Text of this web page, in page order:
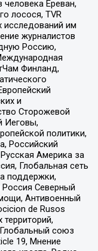
Ереван,
лосося, TVR
им
журналистов
Россию,
Финланд,
и
Сторожевой
Иеговы,
политики,
Российский
Америка за
Глобальная сеть
поддержки,
Северный
Антивоенный
de Rusos
союз
19, Мнение